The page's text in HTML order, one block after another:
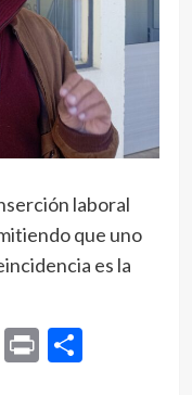
laboral
que uno
es la
Print